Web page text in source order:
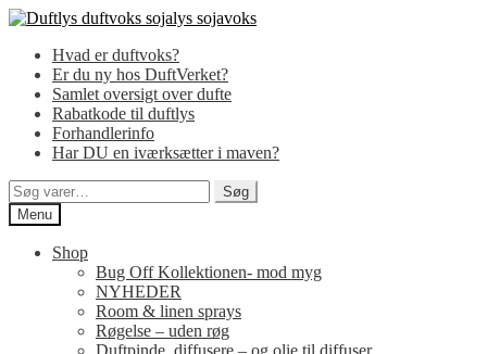
Spring
navigation
Spring
indholdHvad er duftvoks?
Er du ny hos DuftVerket?
Samlet oversigt over dufte
Rabatkode til duftlys
Forhandlerinfo
Har DU en iværksætter i maven?
Søg
efter:
Søg
Menu
Shop
Bug Off Kollektionen- mod myg
NYHEDER
Room & linen sprays
Røgelse – uden røg
Duftpinde, diffusere – og olie til diffuser